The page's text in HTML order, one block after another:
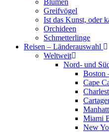
Blumen
Greifvögel
Ist das Kunst, oder
Orchideen
Schmetterlinge
Reisen – Länderauswahl
Weltweit
Nord- und
Boston
Cape
Miami
New